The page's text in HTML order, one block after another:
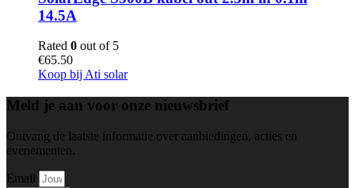
14.5A
Rated 0 out of 5
€65.50
Koop bij Ati solar
Meld je aan voor onze nieuwsbrief
Ontvang de laatste informatie over aanbiedingen, acties en
evenementen.
Email